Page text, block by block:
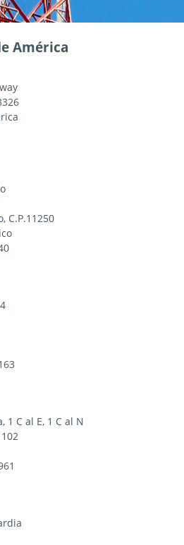
América
C.P.11250
1 C al E, 1 C al N